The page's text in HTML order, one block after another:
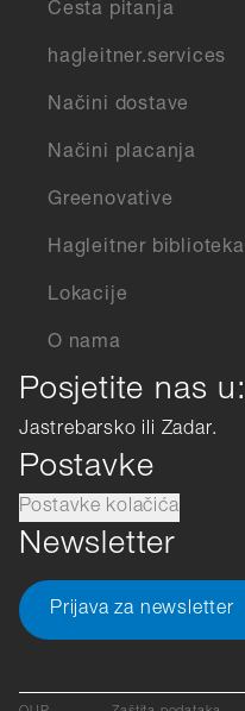
Česta pitanja
hagleitner.services
Načini dostave
Načini placanja
Greenovative
Hagleitner biblioteka
Lokacije
O nama
Posjetite nas u:
Jastrebarsko ili Zadar.
Postavke
Postavke kolačića
Newsletter
Prijava za newsletter